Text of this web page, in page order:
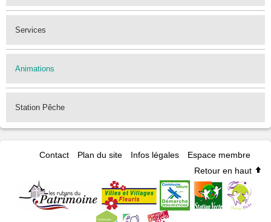
Services
Animations
Station Pêche
Contact Plan du site Infos légales
Espace membre
Retour en haut